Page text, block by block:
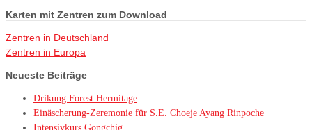
Karten mit Zentren zum Download
Zentren in Deutschland
Zentren in Europa
Neueste Beiträge
Drikung Forest Hermitage
Einäscherung-Zeremonie für S.E. Choeje Ayang Rinpoche
Intensivkurs Gongchig